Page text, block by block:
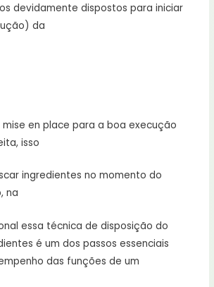
devidamente dispostos para iniciar
da
en place para a boa execução
isso
ingredientes no momento do
na
essa técnica de disposição do
é um dos passos essenciais
das funções de um